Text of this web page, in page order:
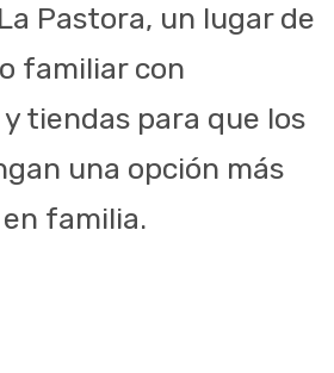
Pastora, un lugar de
familiar con
tiendas para que los
una opción más
familia.